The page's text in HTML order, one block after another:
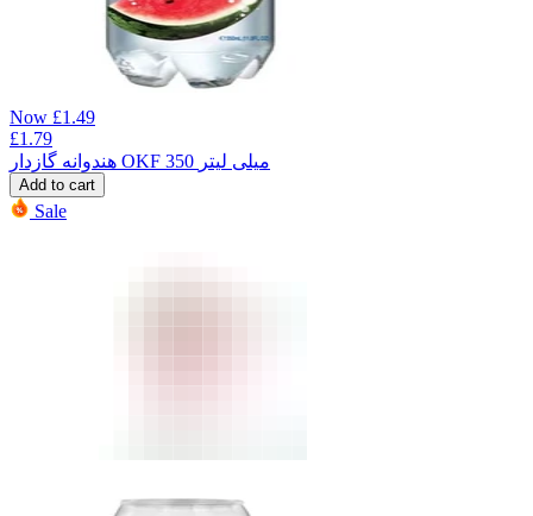
Now £1.49
£1.79
هندوانه گازدار OKF 350 میلی لیتر
Add to cart
Sale